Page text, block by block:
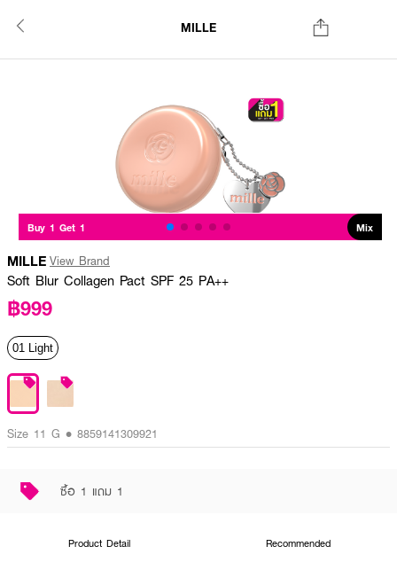
MILLE
Buy 1 Get 1 Mix
MILLE View Brand
Soft Blur Collagen Pact SPF 25 PA++
฿999
01 Light
Size 11 G • 8859141309921
ซื้อ 1 แถม 1
Product Detail Recommended